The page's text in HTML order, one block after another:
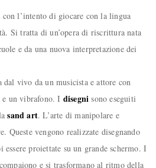
l’intento di giocare con la lingua
Si tratta di un’opera di riscrittura nata
e da una nuova interpretazione dei
dal vivo da un musicista e attore con
un vibrafono. I disegni sono eseguiti
sand art. L’arte di manipolare e
Queste vengono realizzate disegnando
proiettate su un grande schermo. I
e si trasformano al ritmo della